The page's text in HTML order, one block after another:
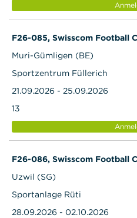
F26-085, Swisscom Football
Muri-Gümligen (BE)
Sportzentrum Füllerich
21.09.2026 - 25.09.2026
13
F26-086, Swisscom Football
Uzwil (SG)
Sportanlage Rüti
28.09.2026 - 02.10.2026